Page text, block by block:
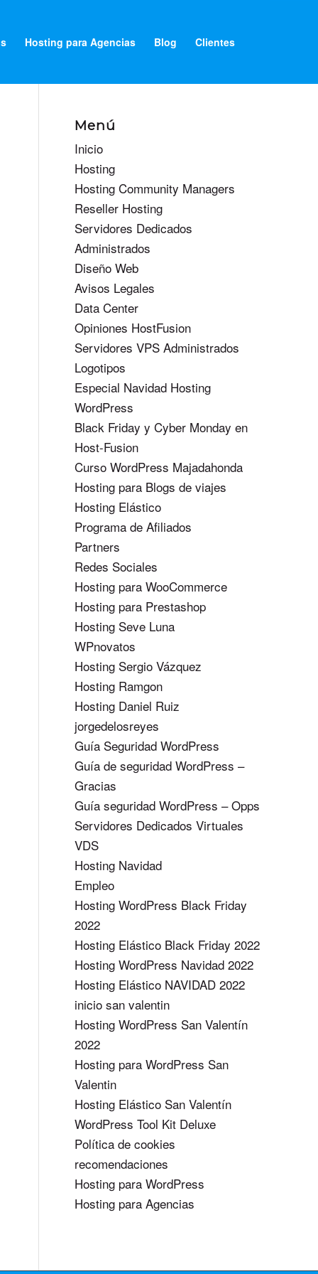
Hosting para Agencias Blog Clientes
Menú
Inicio
Hosting
Hosting Community Managers
Reseller Hosting
Servidores Dedicados
Administrados
Diseño Web
Avisos Legales
Data Center
Opiniones HostFusion
Servidores VPS Administrados
Logotipos
Especial Navidad Hosting
WordPress
Black Friday y Cyber Monday en
Host-Fusion
Curso WordPress Majadahonda
Hosting para Blogs de viajes
Hosting Elástico
Programa de Afiliados
Partners
Redes Sociales
Hosting para WooCommerce
Hosting para Prestashop
Hosting Seve Luna
WPnovatos
Hosting Sergio Vázquez
Hosting Ramgon
Hosting Daniel Ruiz
jorgedelosreyes
Guía Seguridad WordPress
Guía de seguridad WordPress –
Gracias
Guía seguridad WordPress – Opps
Servidores Dedicados Virtuales
VDS
Hosting Navidad
Empleo
Hosting WordPress Black Friday
2022
Hosting Elástico Black Friday 2022
Hosting WordPress Navidad 2022
Hosting Elástico NAVIDAD 2022
inicio san valentin
Hosting WordPress San Valentín
2022
Hosting para WordPress San
Valentin
Hosting Elástico San Valentín
WordPress Tool Kit Deluxe
Política de cookies
recomendaciones
Hosting para WordPress
Hosting para Agencias